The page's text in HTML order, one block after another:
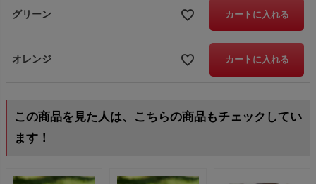
グリーン カートに入れる
オレンジ カートに入れる
この商品を見た人は、こちらの商品もチェックしてい
ます！